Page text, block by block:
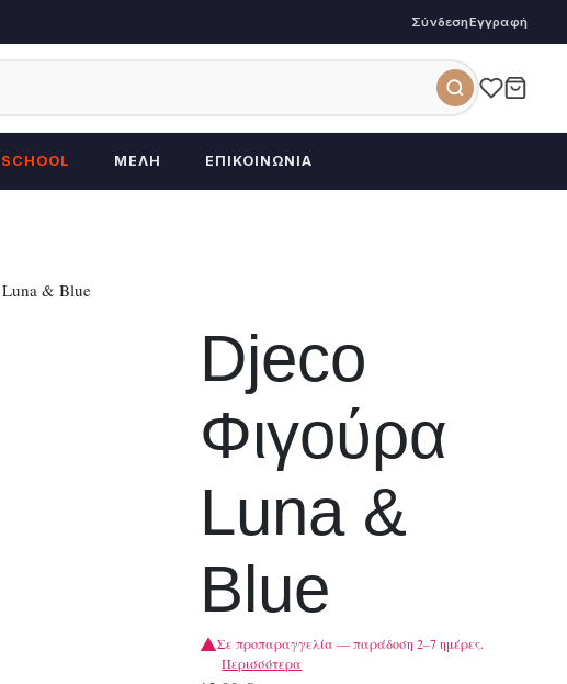
ΣύνδεσηΕγγραφή
ΜΈΛΗ ΕΠΙΚΟΙΝΩΝΊΑ
& Blue
Djeco
Φιγούρα
Luna &
Blue
Σε προπαραγγελία — παράδοση 2–7 ημέρες.
Περισσότερα